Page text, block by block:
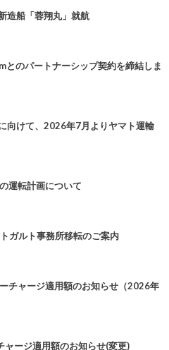
造船「蓉翔丸」就航
とのパートナーシップ契約を締結しま
向けて、2026年7月よりヤマト運輸
運転計画について
ガルト事務所移転のご案内
チャージ適用額のお知らせ（2026年
ージ適用額のお知らせ(変更)